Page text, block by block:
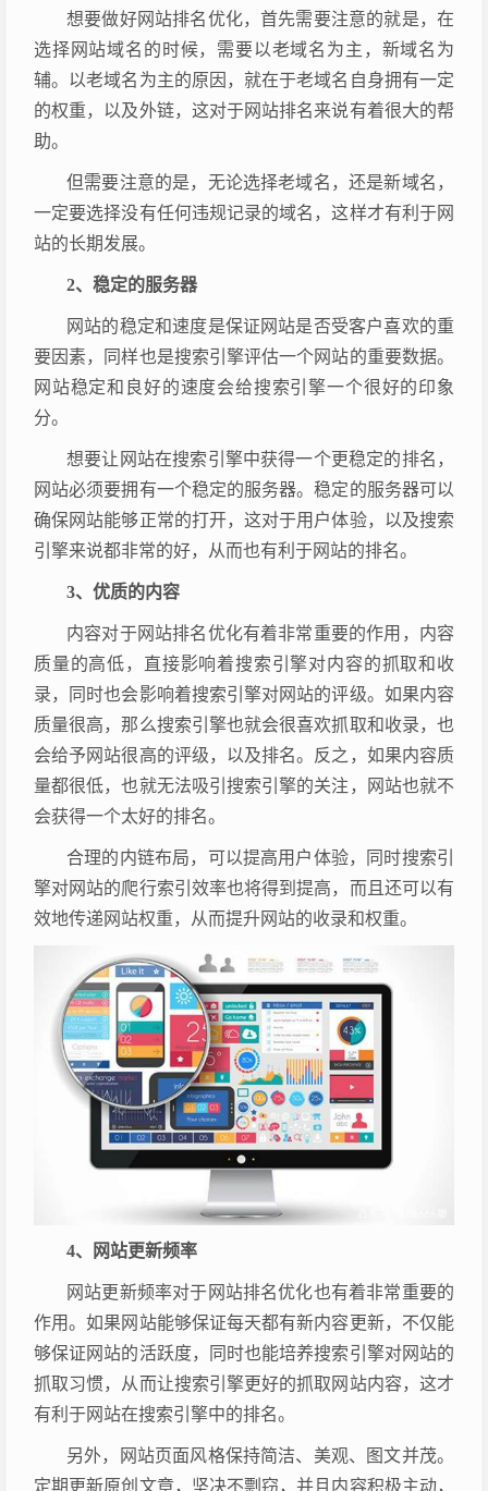
想要做好网站排名优化，首先需要注意的就是，在
选择网站域名的时候，需要以老域名为主，新域名为
辅。以老域名为主的原因，就在于老域名自身拥有一定
的权重，以及外链，这对于网站排名来说有着很大的帮
助。
但需要注意的是，无论选择老域名，还是新域名，
一定要选择没有任何违规记录的域名，这样才有利于网
站的长期发展。
2、稳定的服务器
网站的稳定和速度是保证网站是否受客户喜欢的重
要因素，同样也是搜索引擎评估一个网站的重要数据。
网站稳定和良好的速度会给搜索引擎一个很好的印象
分。
想要让网站在搜索引擎中获得一个更稳定的排名，
网站必须要拥有一个稳定的服务器。稳定的服务器可以
确保网站能够正常的打开，这对于用户体验，以及搜索
引擎来说都非常的好，从而也有利于网站的排名。
3、优质的内容
内容对于网站排名优化有着非常重要的作用，内容
质量的高低，直接影响着搜索引擎对内容的抓取和收
录，同时也会影响着搜索引擎对网站的评级。如果内容
质量很高，那么搜索引擎也就会很喜欢抓取和收录，也
会给予网站很高的评级，以及排名。反之，如果内容质
量都很低，也就无法吸引搜索引擎的关注，网站也就不
会获得一个太好的排名。
合理的内链布局，可以提高用户体验，同时搜索引
擎对网站的爬行索引效率也将得到提高，而且还可以有
效地传递网站权重，从而提升网站的收录和权重。
4、网站更新频率
网站更新频率对于网站排名优化也有着非常重要的
作用。如果网站能够保证每天都有新内容更新，不仅能
够保证网站的活跃度，同时也能培养搜索引擎对网站的
抓取习惯，从而让搜索引擎更好的抓取网站内容，这才
有利于网站在搜索引擎中的排名。
另外，网站页面风格保持简洁、美观、图文并茂。
定期更新原创文章，坚决不剽窃，并且内容积极主动，